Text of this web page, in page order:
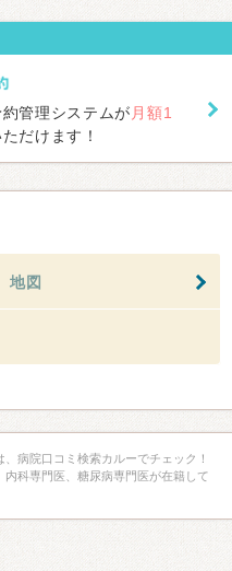
管理システムが 月額1
だけます！
地図
病院口コミ検索カルーでチェック！
科専門医、糖尿病専門医が在籍して